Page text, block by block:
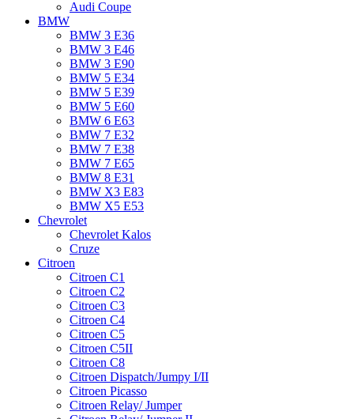
Audi Coupe
BMW
BMW 3 E36
BMW 3 E46
BMW 3 E90
BMW 5 E34
BMW 5 E39
BMW 5 E60
BMW 6 Е63
BMW 7 Е32
BMW 7 Е38
BMW 7 Е65
BMW 8 Е31
BMW X3 E83
BMW X5 E53
Chevrolet
Chevrolet Kalos
Cruze
Citroen
Citroen C1
Citroen C2
Citroen C3
Citroen C4
Citroen C5
Citroen C5II
Citroen C8
Citroen Dispatch/Jumpy I/II
Citroen Picasso
Citroen Relay/ Jumper